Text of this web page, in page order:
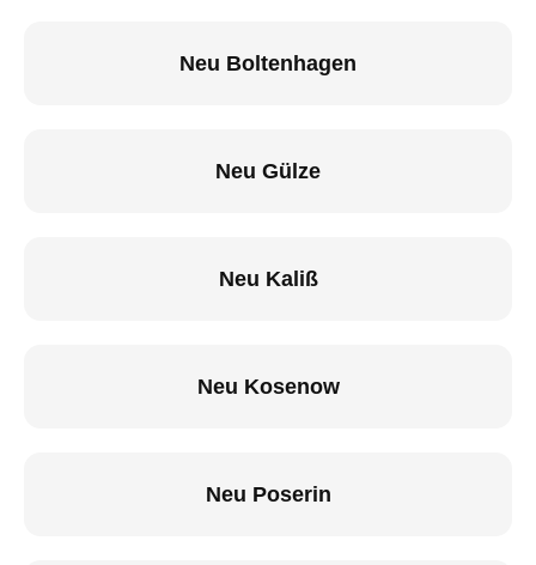
Neu Boltenhagen
Neu Gülze
Neu Kaliß
Neu Kosenow
Neu Poserin